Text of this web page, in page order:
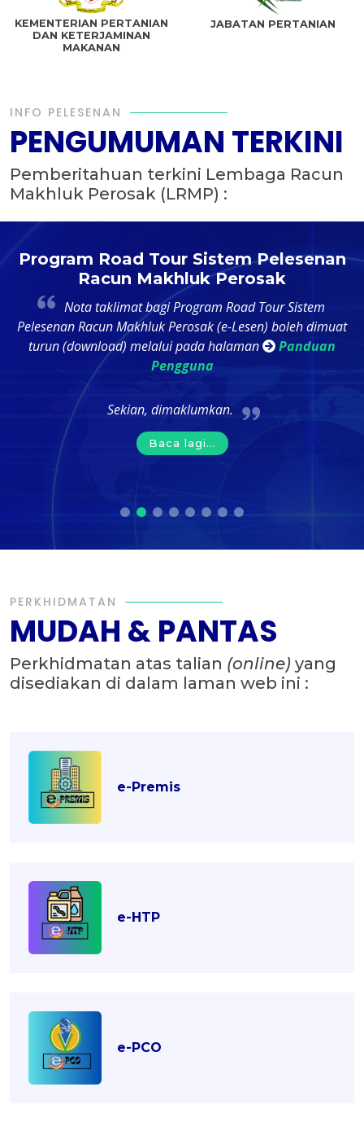
KEMENTERIAN PERTANIAN
DAN KETERJAMINAN
MAKANAN
JABATAN PERTANIAN
INFO PELESENAN
PENGUMUMAN TERKINI
Pemberitahuan terkini Lembaga Racun
Makhluk Perosak (LRMP) :
Program Road Tour Sistem Pelesenan
Racun Makhluk Perosak
Nota taklimat bagi Program Road Tour Sistem
Pelesenan Racun Makhluk Perosak (e-Lesen) boleh dimuat
turun (download) melalui pada halaman
Panduan
Pengguna
Sekian, dimaklumkan.
Baca lagi...
PERKHIDMATAN
MUDAH & PANTAS
Perkhidmatan atas talian (online) yang
disediakan di dalam laman web ini :
e-Premis
e-HTP
e-PCO